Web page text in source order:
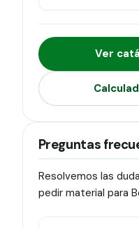
Ver
Preguntas
Resolvemos las
pedir material para